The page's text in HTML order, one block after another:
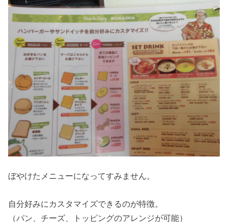
ぼやけたメニューになってすみません。
自分好みにカスタマイズできるのが特徴。
（パン、チーズ、トッピングのアレンジが可能）